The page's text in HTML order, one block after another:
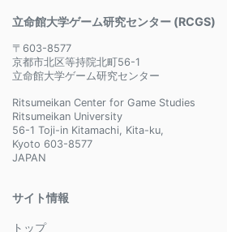
立命館大学ゲーム研究センター (RCGS)
〒603-8577
京都市北区等持院北町56-1
立命館大学ゲーム研究センター
Ritsumeikan Center for Game Studies
Ritsumeikan University
56-1 Toji-in Kitamachi, Kita-ku,
Kyoto 603-8577
JAPAN
サイト情報
トップ